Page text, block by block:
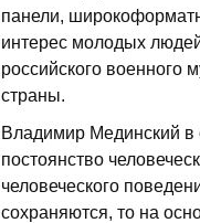
панели,
интерес молодых
российского военного
страны.
Владимир Мединский в
постоянство
человеческого
сохраняются, то на